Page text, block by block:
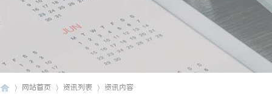
网站首页 资讯列表 资讯内容